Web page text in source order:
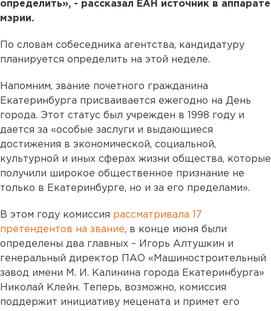
определить», - рассказал ЕАН источник в аппарате
мэрии.
По словам собеседника агентства, кандидатуру
планируется определить на этой неделе.
Напомним, звание почетного гражданина
Екатеринбурга присваивается ежегодно на День
города. Этот статус был учрежден в 1998 году и
дается за «особые заслуги и выдающиеся
достижения в экономической, социальной,
культурной и иных сферах жизни общества, которые
получили широкое общественное признание не
только в Екатеринбурге, но и за его пределами».
В этом году комиссия рассматривала 17
претендентов на звание, в конце июня были
определены два главных – Игорь Алтушкин и
генеральный директор ПАО «Машиностроительный
завод имени М. И. Калинина города Екатеринбурга»
Николай Клейн. Теперь, возможно, комиссия
поддержит инициативу мецената и примет его